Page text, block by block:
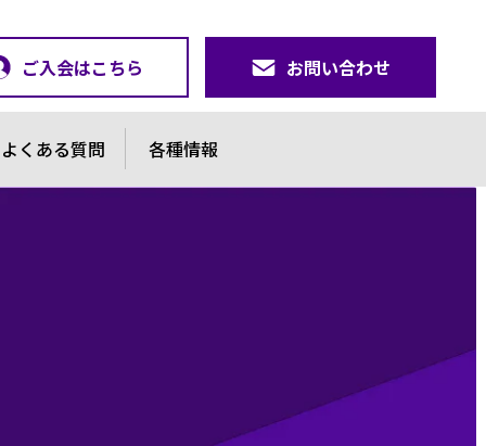
ご入会はこちら お問い合わせ
よくある質問 各種情報